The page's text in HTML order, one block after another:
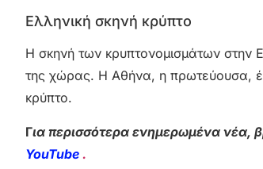
Ελληνική σκηνή κρύπτο
Η σκηνή των κρυπτονομισμάτων στην
της χώρας. Η Αθήνα, η πρωτεύουσα,
κρύπτο.
Για περισσότερα ενημερωμένα νέα,
YouTube .